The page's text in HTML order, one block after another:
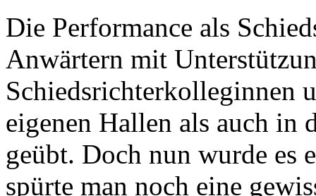
Die Performance als
Anwärtern mit
Schiedsrichterkolleginnen
eigenen Hallen als auch in
geübt. Doch nun wurde es
spürte man noch eine